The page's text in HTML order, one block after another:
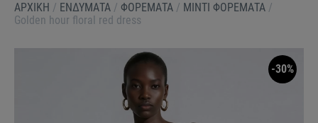
ΑΡΧΙΚΉ / ΕΝΔΥΜΑΤΑ / ΦΟΡΕΜΑΤΑ / ΜΙΝΤΙ ΦΟΡΕΜΑΤΑ /
Golden hour floral red dress
-30%